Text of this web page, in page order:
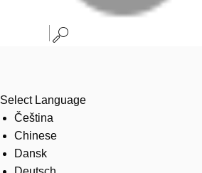
Select Language
Čeština
Chinese
Dansk